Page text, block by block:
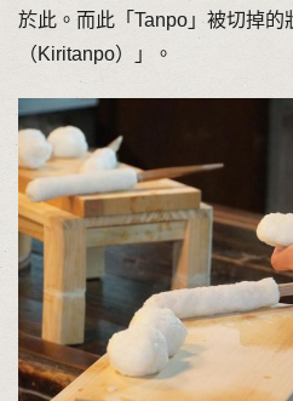
於此。而此「Tanpo」被切掉的
（Kiritanpo）」。